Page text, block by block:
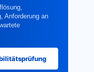
Anforderung an